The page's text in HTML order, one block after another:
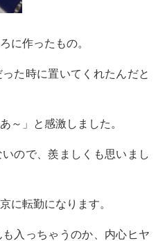
に作ったもの。
た時に置いてくれたんだと
～」と感激しました。
ので、羨ましくも思いまし
に転勤になります。
入っちゃうのか、内心ヒヤ